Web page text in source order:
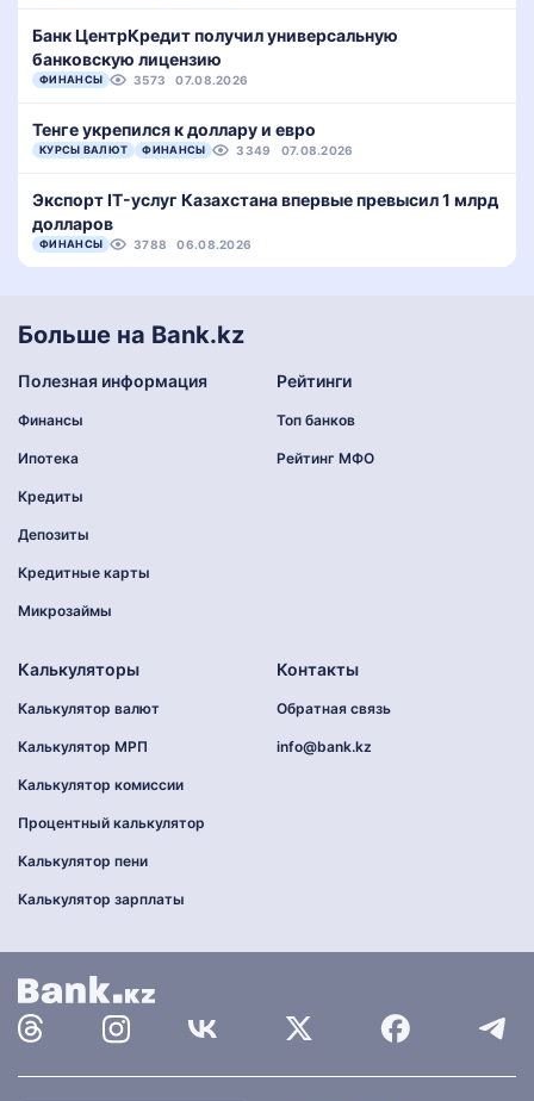
Банк ЦентрКредит получил универсальную
банковскую лицензию
ФИНАНСЫ 3573 07.08.2026
Тенге укрепился к доллару и евро
КУРСЫ ВАЛЮТ ФИНАНСЫ 3349 07.08.2026
Экспорт IT-услуг Казахстана впервые превысил 1 млрд
долларов
ФИНАНСЫ 3788 06.08.2026
Больше на Bank.kz
Полезная информация
Финансы
Ипотека
Кредиты
Депозиты
Кредитные карты
Микрозаймы
Рейтинги
Топ банков
Рейтинг МФО
Калькуляторы
Калькулятор валют
Калькулятор МРП
Калькулятор комиссии
Процентный калькулятор
Калькулятор пени
Калькулятор зарплаты
Контакты
Обратная связь
info@bank.kz